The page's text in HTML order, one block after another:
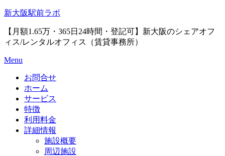
Skip
content
新大阪駅前ラボ
【月額1.65万・365日24時間・登記可】新大阪のシェアオフ
ィス/レンタルオフィス（賃貸事務所）
Menu
お問合せ
ホーム
サービス
特徴
利用料金
詳細情報
施設概要
周辺施設